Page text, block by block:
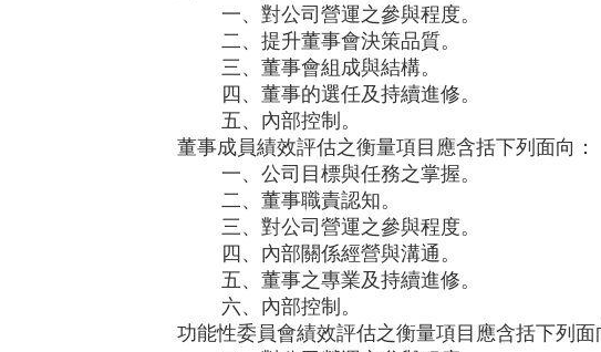
一、對公司營運之參與程度。
二、提升董事會決策品質。
三、董事會組成與結構。
四、董事的選任及持續進修。
五、內部控制。
董事成員績效評估之衡量項目應含括下列面向：
一、公司目標與任務之掌握。
二、董事職責認知。
三、對公司營運之參與程度。
四、內部關係經營與溝通。
五、董事之專業及持續進修。
六、內部控制。
功能性委員會績效評估之衡量項目應含括下列面